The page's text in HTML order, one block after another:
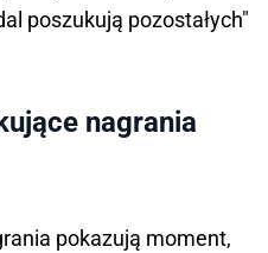
poszukują pozostałych"
nagrania
pokazują moment,